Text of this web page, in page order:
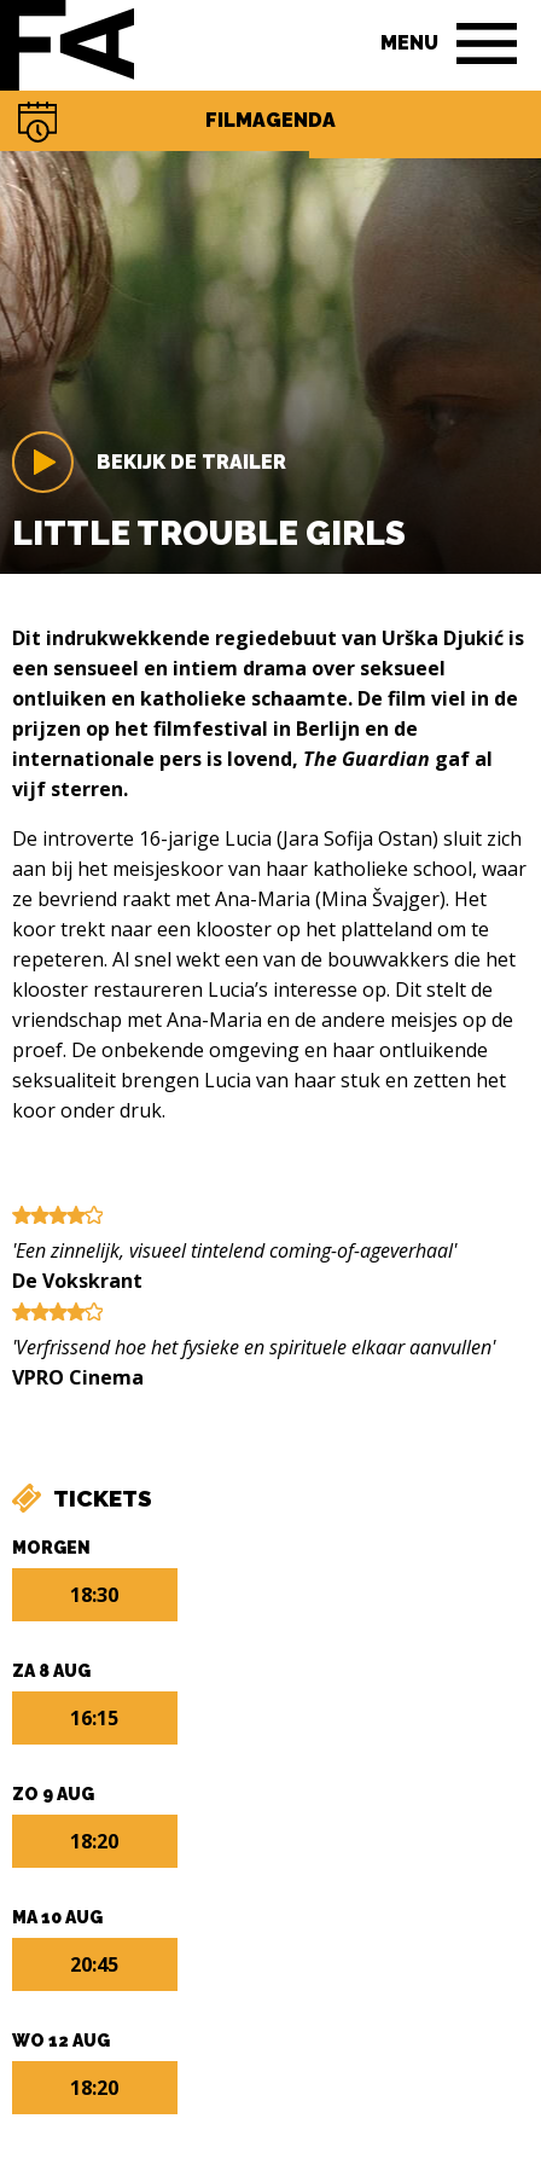
MENU
FILMAGENDA
BEKIJK DE TRAILER
LITTLE TROUBLE GIRLS
Dit indrukwekkende regiedebuut van Urška Djukić is
een sensueel en intiem drama over seksueel
ontluiken en katholieke schaamte. De film viel in de
prijzen op het filmfestival in Berlijn en de
internationale pers is lovend, The Guardian gaf al
vijf sterren.
De introverte 16-jarige Lucia (Jara Sofija Ostan) sluit zich
aan bij het meisjeskoor van haar katholieke school, waar
ze bevriend raakt met Ana-Maria (Mina Švajger). Het
koor trekt naar een klooster op het platteland om te
repeteren. Al snel wekt een van de bouwvakkers die het
klooster restaureren Lucia’s interesse op. Dit stelt de
vriendschap met Ana-Maria en de andere meisjes op de
proef. De onbekende omgeving en haar ontluikende
seksualiteit brengen Lucia van haar stuk en zetten het
koor onder druk.
'Een zinnelijk, visueel tintelend coming-of-ageverhaal'
De Vokskrant
'Verfrissend hoe het fysieke en spirituele elkaar aanvullen'
VPRO Cinema
TICKETS
MORGEN
18:30
ZA 8 AUG
16:15
ZO 9 AUG
18:20
MA 10 AUG
20:45
WO 12 AUG
18:20